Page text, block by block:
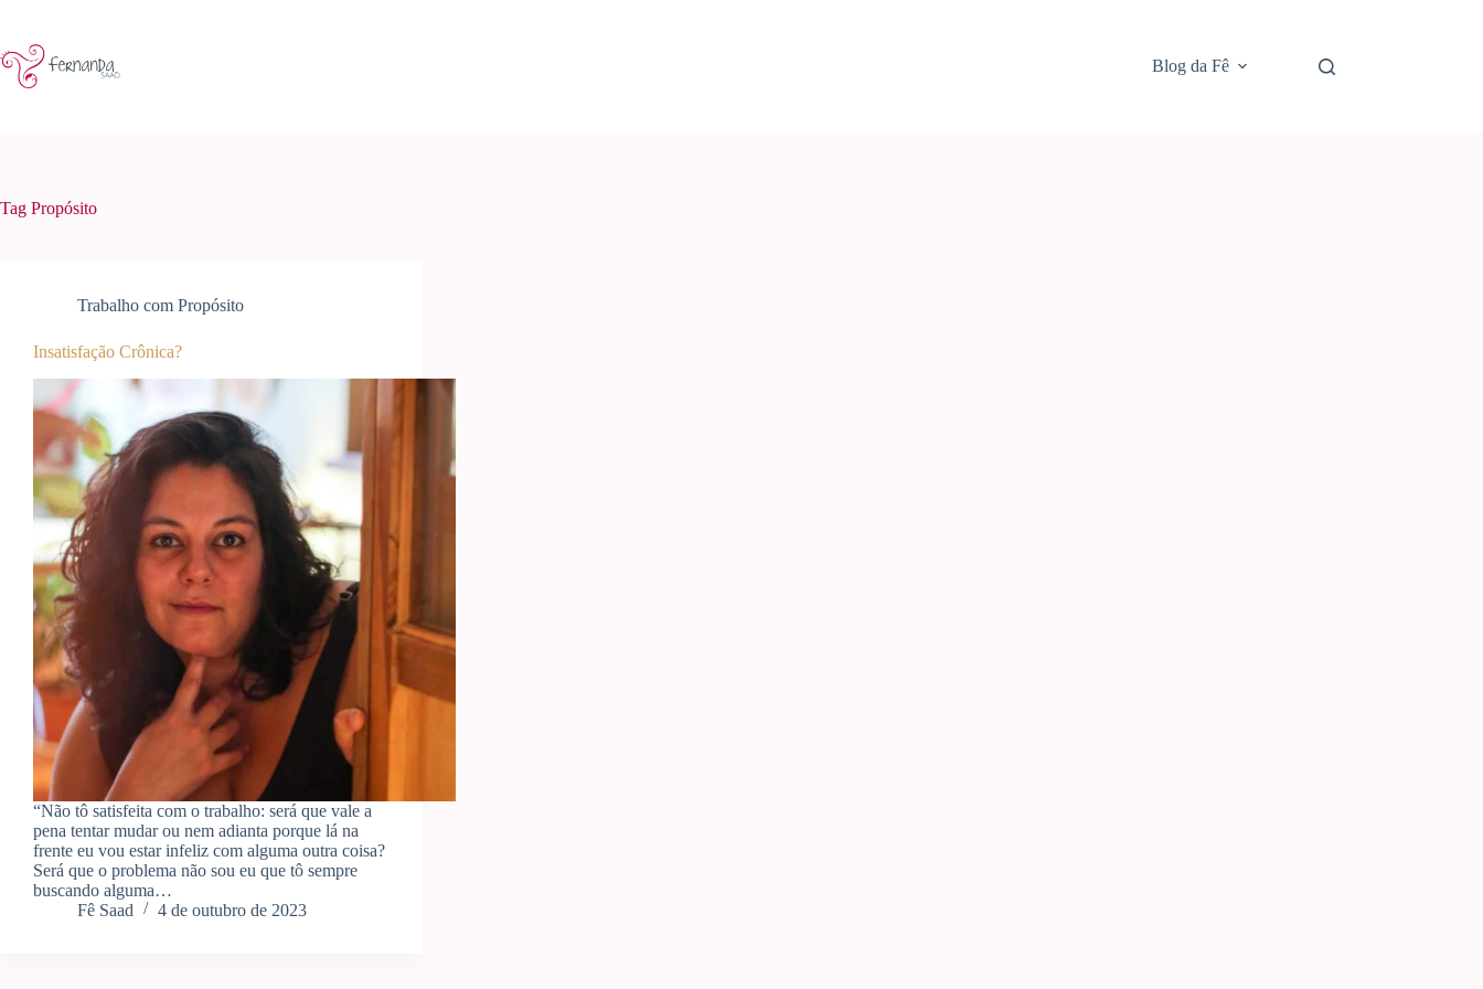
o
conteúdo
Blog da Fê
Tag Propósito
Trabalho com Propósito
Insatisfação Crônica?
“Não tô satisfeita com o trabalho: será que vale a
pena tentar mudar ou nem adianta porque lá na
frente eu vou estar infeliz com alguma outra coisa?
Será que o problema não sou eu que tô sempre
buscando alguma…
Fê Saad
4 de outubro de 2023